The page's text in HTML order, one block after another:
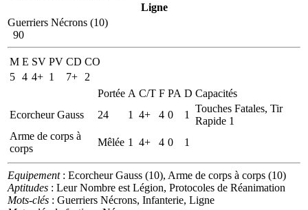
Ligne
Guerriers Nécrons (10)
90
M E SV PV CD CO
5 4 4+ 1 7+
2
Portée A C/T F PA D Capacités
Ecorcheur Gauss
24 1 4+ 4 0 1
Touches Fatales, Tir
Rapide 1
Arme de corps à
corps
Mêlée 1 4+ 4 0 1
Equipement: Ecorcheur Gauss (10), Arme de corps à corps (10)
Aptitudes : Leur Nombre est Légion, Protocoles de Réanimation
Mots-clés : Guerriers Nécrons, Infanterie, Ligne